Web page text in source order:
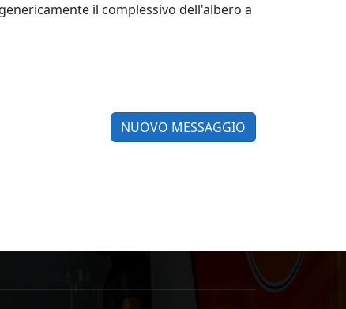
il complessivo dell'albero a
NUOVO MESSAGGIO